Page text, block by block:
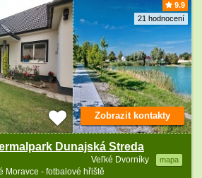
9.9
21 hodnocení
Dunajská Streda
Veľké Dvorníky mapa
Moravce - fotbalové hřiště
Zobrazit kontakty